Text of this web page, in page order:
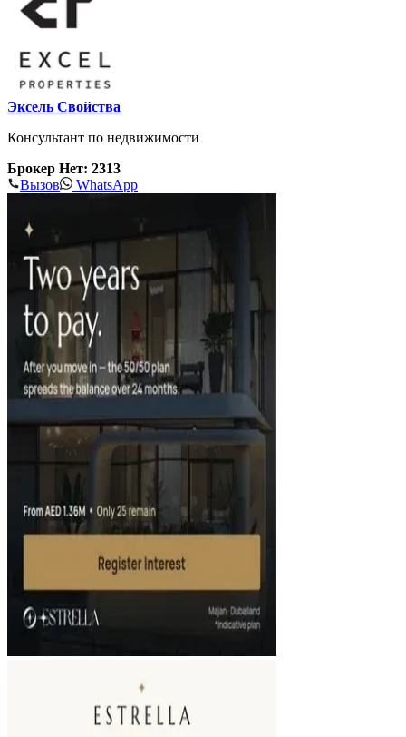
Эксель Свойства
Консультант по недвижимости
Брокер Нет: 2313
Вызов
WhatsApp